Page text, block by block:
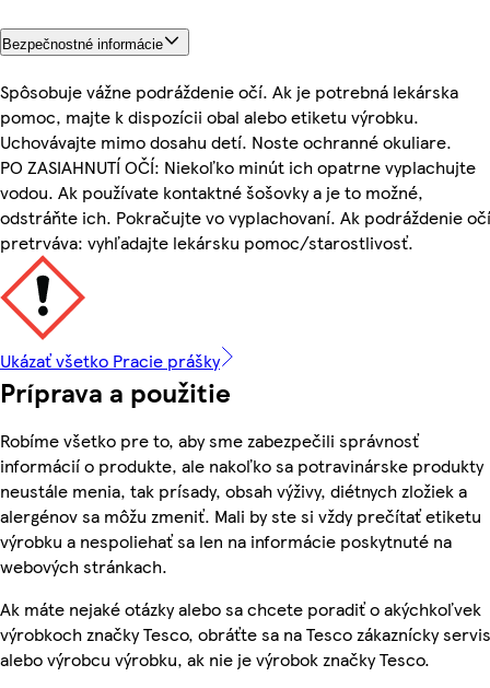
Bezpečnostné informácie
Spôsobuje vážne podráždenie očí. Ak je potrebná lekárska
pomoc, majte k dispozícii obal alebo etiketu výrobku.
Uchovávajte mimo dosahu detí. Noste ochranné okuliare.
PO ZASIAHNUTÍ OČÍ: Niekoľko minút ich opatrne vyplachujte
vodou. Ak používate kontaktné šošovky a je to možné,
odstráňte ich. Pokračujte vo vyplachovaní. Ak podráždenie očí
pretrváva: vyhľadajte lekársku pomoc/starostlivosť.
Ukázať všetko Pracie prášky
Príprava a použitie
Robíme všetko pre to, aby sme zabezpečili správnosť
informácií o produkte, ale nakoľko sa potravinárske produkty
neustále menia, tak prísady, obsah výživy, diétnych zložiek a
alergénov sa môžu zmeniť. Mali by ste si vždy prečítať etiketu
výrobku a nespoliehať sa len na informácie poskytnuté na
webových stránkach.
Ak máte nejaké otázky alebo sa chcete poradiť o akýchkoľvek
výrobkoch značky Tesco, obráťte sa na Tesco zákaznícky
alebo výrobcu výrobku, ak nie je výrobok značky Tesco.